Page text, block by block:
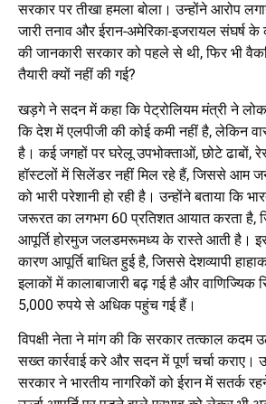
सरकार पर तीखा हमला बोला। उन्होंने आरोप
जारी तनाव और ईरान-अमेरिका-इजरायल संघर्ष
की जानकारी सरकार को पहले से थी, फिर भी
तैयारी क्यों नहीं की गई?
खड़गे ने सदन में कहा कि पेट्रोलियम मंत्री ने
कि देश में एलपीजी की कोई कमी नहीं है, लेकिन
है। कई जगहों पर घरेलू उपभोक्ताओं, छोटे ढाबों,
हॉस्टलों में सिलेंडर नहीं मिल रहे हैं, जिससे आम
को भारी परेशानी हो रही है। उन्होंने बताया कि
जरूरत का लगभग 60 प्रतिशत आयात करता है,
आपूर्ति होरमुज जलडमरूमध्य के रास्ते आती है।
कारण आपूर्ति बाधित हुई है, जिससे देशव्यापी
इलाकों में कालाबाजारी बढ़ गई है और वाणिज्यिक
5,000 रुपये से अधिक पहुंच गई हैं।
विपक्षी नेता ने मांग की कि सरकार तत्काल कदम
सख्त कार्रवाई करे और सदन में पूर्ण चर्चा कराए।
सरकार ने भारतीय नागरिकों को ईरान में सतर्क